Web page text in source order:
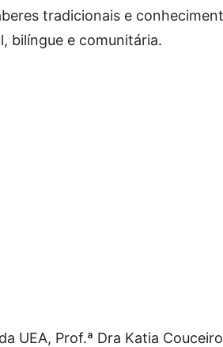
tradicionais e
bilíngue e comunitária.
UEA, Prof.ª Dra Katia